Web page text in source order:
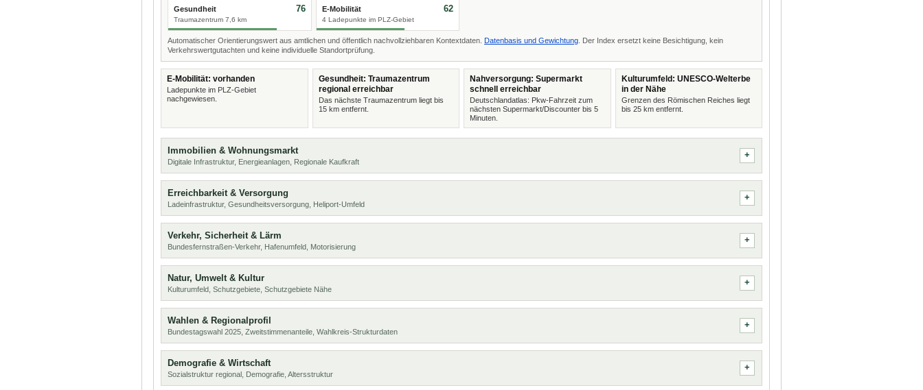
Gesundheit
Traumazentrum 7,6 km
76 E-Mobilität
4 Ladepunkte im PLZ-Gebiet
62
Automatischer Orientierungswert aus amtlichen und öffentlich nachvollziehbaren Kontextdaten. Datenbasis und Gewichtung . Der Index ersetzt keine Besichtigung, kein
Verkehrswertgutachten und keine individuelle Standortprüfung.
E-Mobilität: vorhanden
Ladepunkte im PLZ-Gebiet
nachgewiesen.
Gesundheit: Traumazentrum
regional erreichbar
Das nächste Traumazentrum liegt bis
15 km entfernt.
Nahversorgung: Supermarkt
schnell erreichbar
Deutschlandatlas: Pkw-Fahrzeit zum
nächsten Supermarkt/Discounter bis 5
Minuten.
Kulturumfeld: UNESCO-Welterbe
in der Nähe
Grenzen des Römischen Reiches liegt
bis 25 km entfernt.
Immobilien & Wohnungsmarkt
Digitale Infrastruktur, Energieanlagen, Regionale Kaufkraft
Erreichbarkeit & Versorgung
Ladeinfrastruktur, Gesundheitsversorgung, Heliport-Umfeld
Verkehr, Sicherheit & Lärm
Bundesfernstraßen-Verkehr, Hafenumfeld, Motorisierung
Natur, Umwelt & Kultur
Kulturumfeld, Schutzgebiete, Schutzgebiete Nähe
Wahlen & Regionalprofil
Bundestagswahl 2025, Zweitstimmenanteile, Wahlkreis-Strukturdaten
Demografie & Wirtschaft
Sozialstruktur regional, Demografie, Altersstruktur